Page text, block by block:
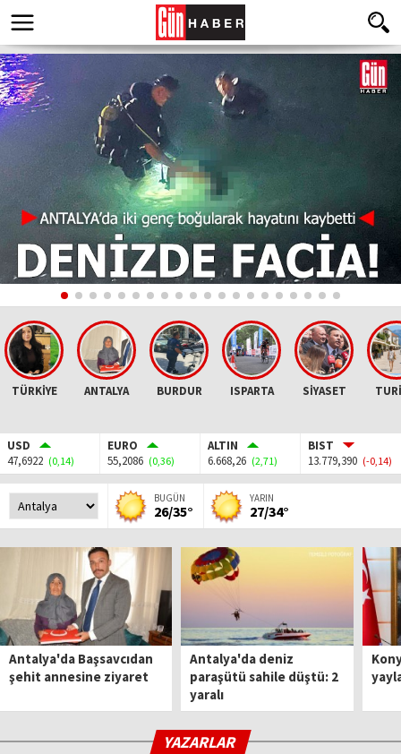
TÜRKİYE ANTALYA BURDUR ISPARTA SİYASET
USD
47,6922 (0,14)
EURO
55,2086 (0,36)
ALTIN
6.668,26 (2,71)
BIST
13.779,390 (-0,14)
BUGÜN
26/35°
YARIN
27/34°
Antalya'da Başsavcıdan
şehit annesine ziyaret
Antalya'da deniz
paraşütü sahile düştü: 2
yaralı
YAZARLAR